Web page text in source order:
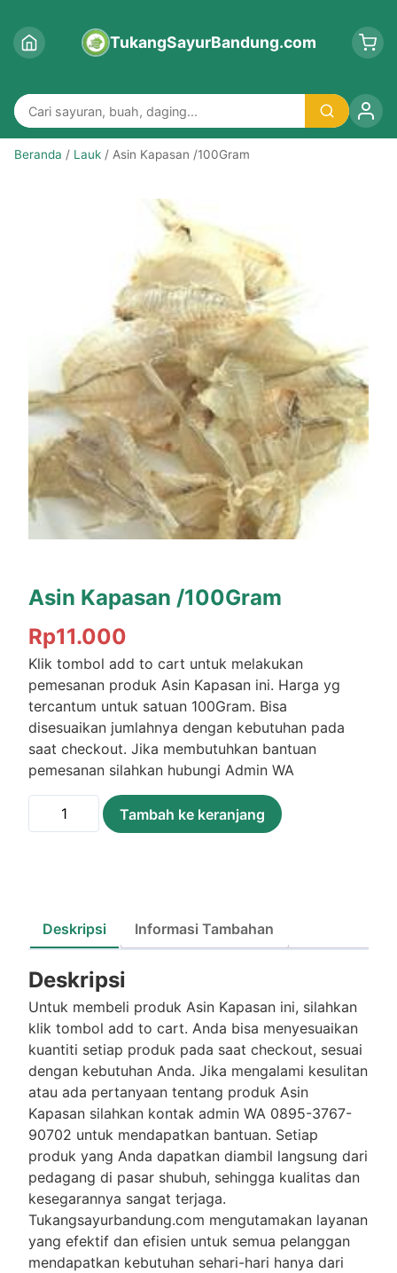
TukangSayurBandung.com
Beranda / Lauk / Asin Kapasan /100Gram
Asin Kapasan /100Gram
Rp11.000
Klik tombol add to cart untuk melakukan
pemesanan produk Asin Kapasan ini. Harga yg
tercantum untuk satuan 100Gram. Bisa
disesuaikan jumlahnya dengan kebutuhan pada
saat checkout. Jika membutuhkan bantuan
pemesanan silahkan hubungi Admin WA
Kuantitas
Asin
Tambah ke keranjang
Deskripsi Informasi Tambahan
Deskripsi
Untuk membeli produk Asin Kapasan ini, silahkan
klik tombol add to cart. Anda bisa menyesuaikan
kuantiti setiap produk pada saat checkout, sesuai
dengan kebutuhan Anda. Jika mengalami kesulitan
atau ada pertanyaan tentang produk Asin
Kapasan silahkan kontak admin WA 0895-3767-
90702 untuk mendapatkan bantuan. Setiap
produk yang Anda dapatkan diambil langsung dari
pedagang di pasar shubuh, sehingga kualitas dan
kesegarannya sangat terjaga.
Tukangsayurbandung.com mengutamakan layanan
yang efektif dan efisien untuk semua pelanggan
mendapatkan kebutuhan sehari-hari hanya dari